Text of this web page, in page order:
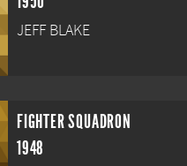
JEFF BLAKE
FIGHTER SQUADRON
1948